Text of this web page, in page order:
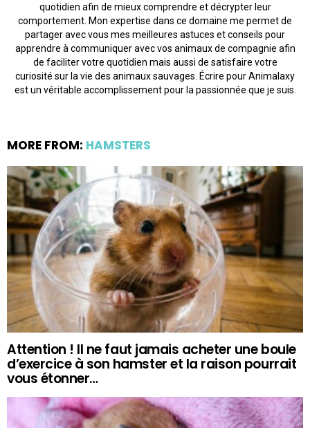
quotidien afin de mieux comprendre et décrypter leur
comportement. Mon expertise dans ce domaine me permet de
partager avec vous mes meilleures astuces et conseils pour
apprendre à communiquer avec vos animaux de compagnie afin
de faciliter votre quotidien mais aussi de satisfaire votre
curiosité sur la vie des animaux sauvages. Écrire pour Animalaxy
est un véritable accomplissement pour la passionnée que je suis.
MORE FROM: HAMSTERS
Attention ! Il ne faut jamais acheter une boule
d’exercice à son hamster et la raison pourrait
vous étonner…